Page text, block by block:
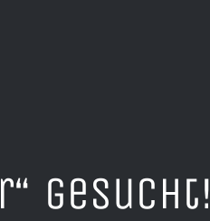
gesucht!